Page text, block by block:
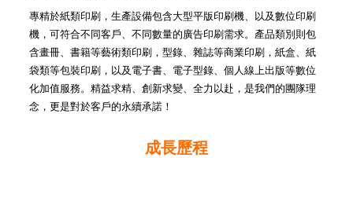
專精於紙類印刷，生產設備包含大型平版印刷機、以及數位印刷
機，可符合不同客戶、不同數量的廣告印刷需求。產品類別則包
含畫冊、書籍等藝術類印刷，型錄、雜誌等商業印刷，紙盒、紙
袋類等包裝印刷，以及電子書、電子型錄、個人線上出版等數位
化加值服務。精益求精、創新求變、全力以赴，是我們的團隊理
念，更是對於客戶的永續承諾！
成長歷程